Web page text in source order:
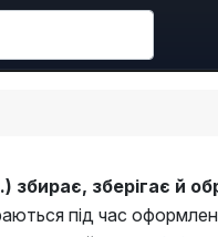
зберігає й
під час